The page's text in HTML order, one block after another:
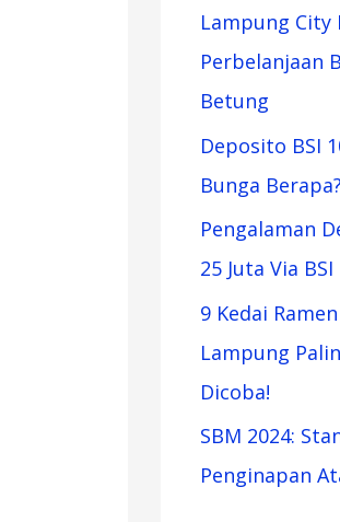
Lampung City
Perbelanjaan
Betung
Deposito BSI
Bunga Berapa?
Pengalaman
25 Juta Via
9 Kedai
Lampung
Dicoba!
SBM 2024:
Penginapan